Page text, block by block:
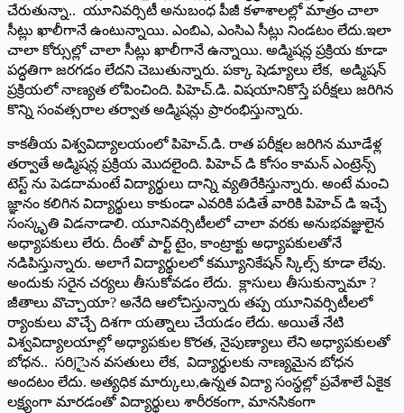
చేరుతున్నా.. యూనివర్సిటీ అనుబంధ పీజీ కళాశాలల్లో మాత్రం చాలా
సీట్లు ఖాలీగానే ఉంటున్నాయి. ఎంబిఎ, ఎంసిఎ సీట్లు నిండటం లేదు.ఇలా
చాలా కోర్సుల్లో చాలా సీట్లు ఖాలీగానే ఉన్నాయి. అడ్మిషన్ల ప్రక్రియ కూడా
పద్ధతిగా జరగడం లేదని చెబుతున్నారు. పక్కా షెడ్యూలు లేక, అడ్మిషన్‌
ప్రక్రియలో నాణ్యత లోపించింది. పిహెచ్‌.డి. విషయానికొస్తే పరీక్షలు జరిగిన
కొన్ని సంవత్సరాల తర్వాత అడ్మిషన్లు ప్రారంభిస్తున్నారు.
కాకతీయ విశ్వవిద్యాలయంలో పిహెచ్‌.డి. రాత పరీక్షల జరిగిన మూడేళ్ల
తర్వాతే అడ్మిషన్ల ప్రక్రియ మొదలైంది. పిహెచ్‌ డి కోసం కామన్‌ ఎంట్రెన్స్‌
టెస్ట్‌ ను పెడదామంటే విద్యార్థులు దాన్ని వ్యతిరేకిస్తున్నారు. అంటే మంచి
జ్ఞానం కలిగిన విద్యార్థులు కాకుండా ఎవరికి పడితే వారికి పిహెచ్‌ డి ఇచ్చే
సంస్కృతి విడనాడాలి. యూనివర్సిటీలలో చాలా వరకు అనుభవజ్ఞులైన
అధ్యాపకులు లేరు. దీంతో పార్ట్‌ టైం, కాంట్రాక్టు అధ్యాపకులతోనే
నడిపిస్తున్నారు. అలాగే విద్యార్థులలో కమ్యూనికేషన్‌ స్కిల్స్‌ కూడా లేవు.
అందుకు సరైన చర్యలు తీసుకోవడం లేదు. క్లాసులు తీసుకున్నామా ?
జీతాలు వొచ్చాయా? అనేది ఆలోచిస్తున్నారు తప్ప యూనివర్సిటీలలో
ర్యాంకులు వొచ్చే దిశగా యత్నాలు చేయడం లేదు. అయితే నేటి
విశ్వవిద్యాలయాల్లో అధ్యాపకుల కొరత, నైపుణ్యాలు లేని అధ్యాపకులతో
బోధన.. సరిjైున వసతులు లేక, విద్యార్థులకు నాణ్యమైన బోధన
అందటం లేదు. అత్యధిక మార్కులు,ఉన్నత విద్యా సంస్థల్లో ప్రవేశాలే ఏకైక
లక్ష్యంగా మారడంతో విద్యార్థులు శారీరకంగా, మానసికంగా